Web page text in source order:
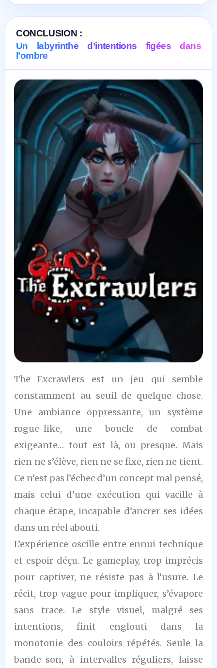
CONCLUSION :
Un labyrinthe d’intentions figées dans
l’ombre
4
/10
The Excrawlers est un jeu qui semble
constamment au seuil de quelque chose.
Une ambiance oppressante, un système
rogue-like, une boucle de combat
exigeante… tout est là, ou presque. Mais
rien ne s’élève, rien ne se fixe, rien ne tient.
Ce n’est pas l’échec d’un concept mal pensé,
mais celui d’une exécution qui vacille à
chaque étape, incapable d’ancrer ses idées
dans un réel abouti.
L’expérience oscille entre ennui technique
et espoir déçu. Le gameplay, trop imprécis
pour captiver, ne résiste pas à l’usure. Le
récit, trop vague pour impliquer, s’évapore
sans trace. Le style visuel, malgré ses
intentions, finit englouti dans la
monotonie des couloirs répétés. Seule la
bande-son, à intervalles réguliers, laisse